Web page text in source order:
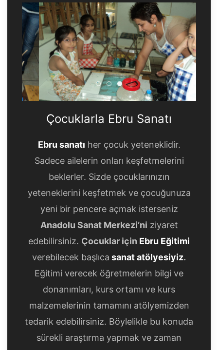
Çocuklarla Ebru Sanatı
Çocuklarla Ebru Sanatı
Çocuklarla Ebru Sanatı
Çocuklarla Ebru Sanatı
Ebru sanatı her çocuk yeteneklidir.
Sadece ailelerin onları keşfetmelerini
beklerler. Sizde çocuklarınızın
yeteneklerini keşfetmek ve çocuğunuza
yeni bir pencere açmak isterseniz
Anadolu Sanat Merkezi’ni ziyaret
edebilirsiniz. Çocuklar için Ebru Eğitimi
verebilecek başlıca sanat atölyesiyiz.
Eğitimi verecek öğretmelerin bilgi ve
donanımları, kurs ortamı ve kurs
malzemelerinin tamamını atölyemizden
tedarik edebilirsiniz. Böylelikle bu konuda
sürekli araştırma yapmak ve zaman